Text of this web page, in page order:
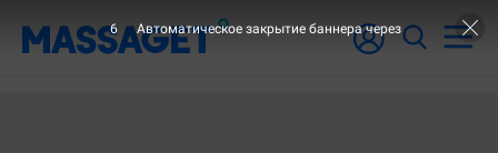
6 Автоматическое закрытие баннера через